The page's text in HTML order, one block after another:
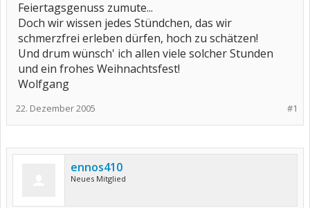
Feiertagsgenuss zumute...
Doch wir wissen jedes Stündchen, das wir
schmerzfrei erleben dürfen, hoch zu schätzen!
Und drum wünsch' ich allen viele solcher Stunden
und ein frohes Weihnachtsfest!
Wolfgang
#1
22. Dezember 2005
ennos410
Neues Mitglied